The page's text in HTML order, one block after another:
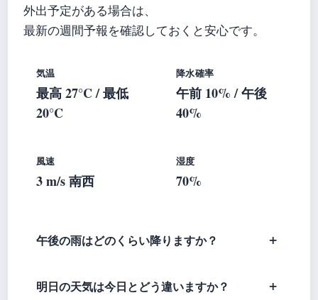
外出予定がある場合は、
最新の週間予報を確認しておくと安心です。
気温
最高 27°C / 最低
20°C
降水確率
午前 10% / 午後
40%
風速
3 m/s 南西
湿度
70%
午後の雨はどのくらい降りますか？
明日の天気は今日とどう違いますか？